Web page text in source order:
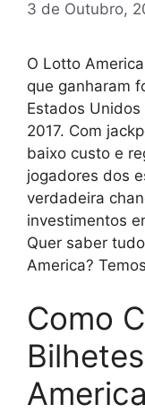
3 de Outubro,
O Lotto
que ganharam
Estados
2017. Com
baixo custo e
jogadores dos
verdadeira
investimentos
Quer saber
America?
Como
America